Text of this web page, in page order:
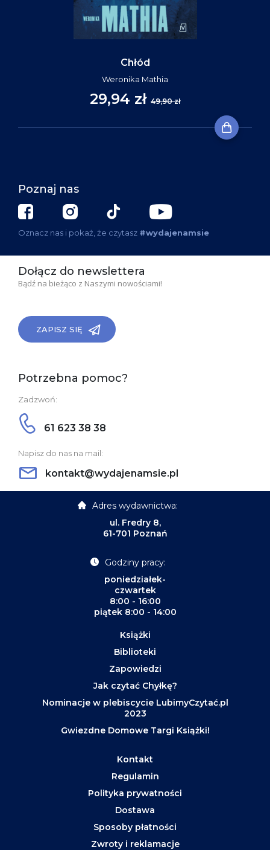
Chłód
Weronika Mathia
29,94 zł 49,90 zł
Poznaj nas
Oznacz nas i pokaż, że czytasz #wydajenamsie
Dołącz do newslettera
Bądź na bieżąco z Naszymi nowościami!
ZAPISZ SIĘ
Potrzebna pomoc?
Zadzwoń:
61 623 38 38
Napisz do nas na mail:
kontakt@wydajenamsie.pl
Adres wydawnictwa:
ul. Fredry 8,
61-701 Poznań
Godziny pracy:
poniedziałek-
czwartek
8:00 - 16:00
piątek 8:00 - 14:00
Książki
Biblioteki
Zapowiedzi
Jak czytać Chyłkę?
Nominacje w plebiscycie LubimyCzytać.pl
2023
Gwiezdne Domowe Targi Książki!
Kontakt
Regulamin
Polityka prywatności
Dostawa
Sposoby płatności
Zwroty i reklamacje